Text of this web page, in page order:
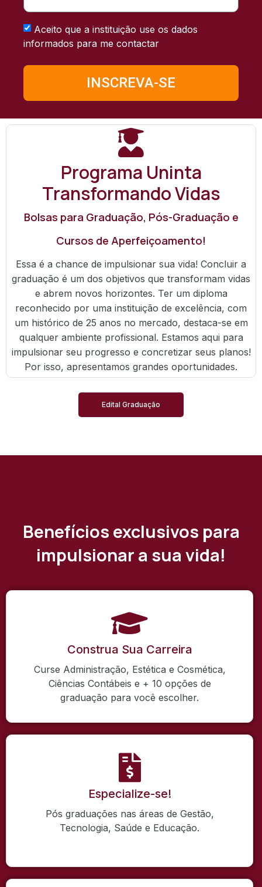
Aceito que a instituição use os dados
informados para me contactar
INSCREVA-SE
Programa Uninta
Transformando Vidas
Bolsas para Graduação, Pós-Graduação e
Cursos de Aperfeiçoamento!
Essa é a chance de impulsionar sua vida! Concluir a
graduação é um dos objetivos que transformam vidas
e abrem novos horizontes. Ter um diploma
reconhecido por uma instituição de excelência, com
um histórico de 25 anos no mercado, destaca-se em
qualquer ambiente profissional. Estamos aqui para
impulsionar seu progresso e concretizar seus planos!
Por isso, apresentamos grandes oportunidades.
Edital Graduação
Benefícios exclusivos para
impulsionar a sua vida!
Construa Sua Carreira
Curse Administração, Estética e Cosmética,
Ciências Contábeis e + 10 opções de
graduação para você escolher.
Especialize-se!
Pós graduações nas áreas de Gestão,
Tecnologia, Saúde e Educação.